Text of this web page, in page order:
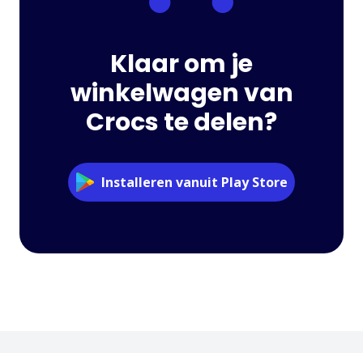
Klaar om je
winkelwagen van
Crocs te delen?
Installeren vanuit Play Store